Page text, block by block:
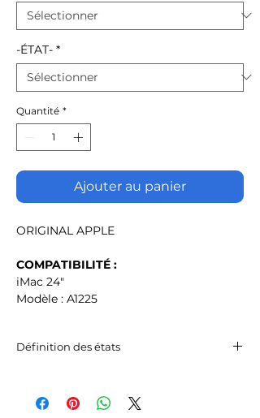
-ÉTAT- *
Quantité *
Ajouter au panier
ORIGINAL APPLE
COMPATIBILITÉ :
iMac 24"
Modèle : A1225
Définition des états
État correct : peut présenter des